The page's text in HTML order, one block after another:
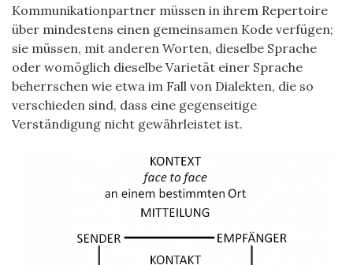
Kommunikationpartner müssen in ihrem Repertoire
über mindestens einen gemeinsamen Kode verfügen;
sie müssen, mit anderen Worten, dieselbe Sprache
oder womöglich dieselbe Varietät einer Sprache
beherrschen wie etwa im Fall von Dialekten, die so
verschieden sind, dass eine gegenseitige
Verständigung nicht gewährleistet ist.